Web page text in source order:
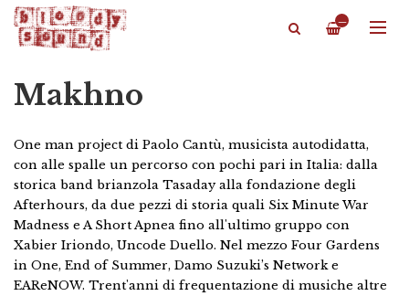
—
Makhno
One man project di Paolo Cantù, musicista autodidatta,
con alle spalle un percorso con pochi pari in Italia: dalla
storica band brianzola Tasaday alla fondazione degli
Afterhours, da due pezzi di storia quali Six Minute War
Madness e A Short Apnea fino all'ultimo gruppo con
Xabier Iriondo, Uncode Duello. Nel mezzo Four Gardens
in One, End of Summer, Damo Suzuki’s Network e
EAReNOW. Trent'anni di frequentazione di musiche altre